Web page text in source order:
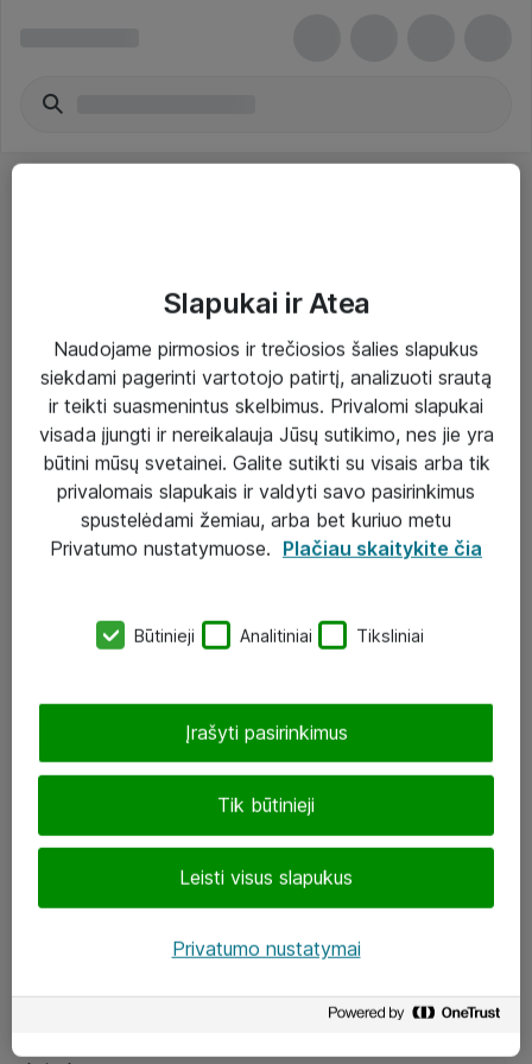
Paslaugos
Sprendimai
Įgyvendinti projektai
Atea ekspertų patarimai verslui
eShop@atea.lt
LinkedIn
Slapukai ir Atea
Naudojame pirmosios ir trečiosios šalies slapukus
siekdami pagerinti vartotojo patirtį, analizuoti srautą
ir teikti suasmenintus skelbimus. Privalomi slapukai
visada įjungti ir nereikalauja Jūsų sutikimo, nes jie yra
būtini mūsų svetainei. Galite sutikti su visais arba tik
privalomais slapukais ir valdyti savo pasirinkimus
spustelėdami žemiau, arba bet kuriuo metu
Privatumo nustatymuose. Plačiau skaitykite čia
Būtinieji Analitiniai Tiksliniai
Tik būtinieji
Leisti visus slapukus
Įrašyti pasirinkimus
Privatumo nustatymai